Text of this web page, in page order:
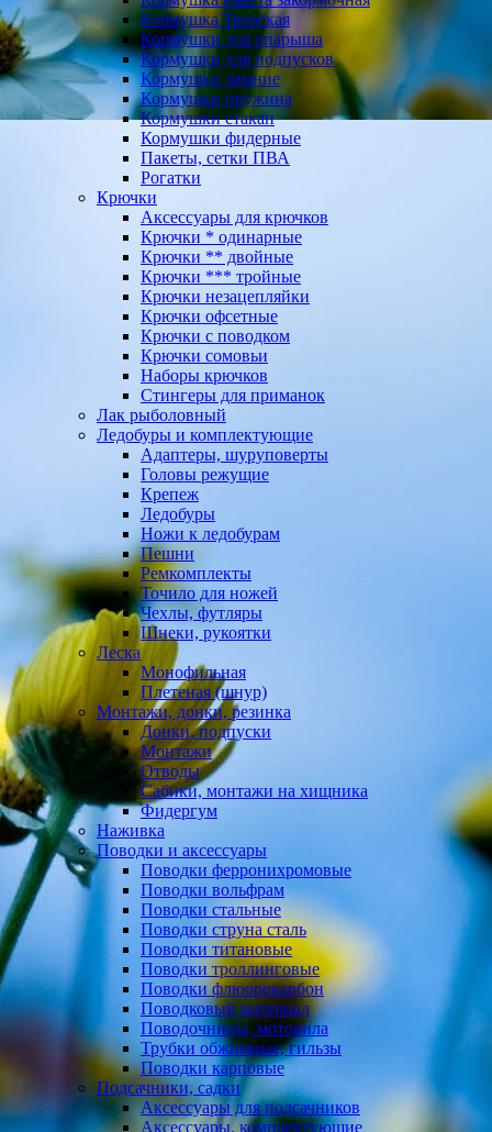
Кормушка Тверская
Кормушки для опарыша
Кормушки для подпусков
Кормушки зимние
Кормушки пружина
Кормушки стакан
Кормушки фидерные
Пакеты, сетки ПВА
Рогатки
Крючки
Аксессуары для крючков
Крючки * одинарные
Крючки ** двойные
Крючки *** тройные
Крючки незацепляйки
Крючки офсетные
Крючки с поводком
Крючки сомовьи
Наборы крючков
Стингеры для приманок
Лак рыболовный
Ледобуры и комплектующие
Адаптеры, шуруповерты
Головы режущие
Крепеж
Ледобуры
Ножи к ледобурам
Пешни
Ремкомплекты
Точило для ножей
Чехлы, футляры
Шнеки, рукоятки
Леска
Монофильная
Плетеная (шнур)
Монтажи, донки, резинка
Донки, подпуски
Монтажи
Отводы
Сабики, монтажи на хищника
Фидергум
Наживка
Поводки и аксессуары
Поводки ферронихромовые
Поводки вольфрам
Поводки стальные
Поводки струна сталь
Поводки титановые
Поводки троллинговые
Поводки флюорокарбон
Поводковый материал
Поводочницы, мотовила
Трубки обжимные, гильзы
Поводки карповые
Подсачники, садки
Аксессуары для подсачников
Аксессуары. комплектующие